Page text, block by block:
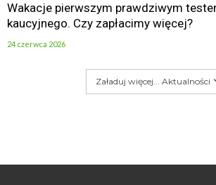
Wakacje pierwszym prawdziwym
kaucyjnego. Czy zapłacimy więcej?
24 czerwca 2026
Załaduj więcej... Aktualności